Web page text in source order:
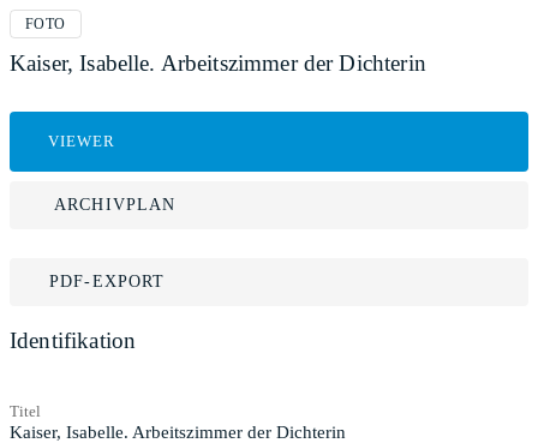
FOTO
Kaiser, Isabelle. Arbeitszimmer der Dichterin
VIEWER
ARCHIVPLAN
PDF-EXPORT
Identifikation
Titel
Kaiser, Isabelle. Arbeitszimmer der Dichterin